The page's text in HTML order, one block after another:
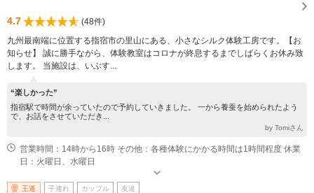
4.7
(48件)
九州最南端に位置する指宿市の里山にある、小さなシルク体験工房です。【お
知らせ】 誠に勝手ながら、体験教室はコロナが終息するまでしばらくお休み致
します。 当施設は、いぶす...
“楽しかった”
指宿駅で時間が余っていたので予約していきました。 一から養蚕を始められたよう
で、お話をさせていただき...
by Tomiさん
営業時間：14時から16時 その他：各種体験にかかる時間は1時間程度 休業
日：火曜日、水曜日
王道 子連れ カップル 友達